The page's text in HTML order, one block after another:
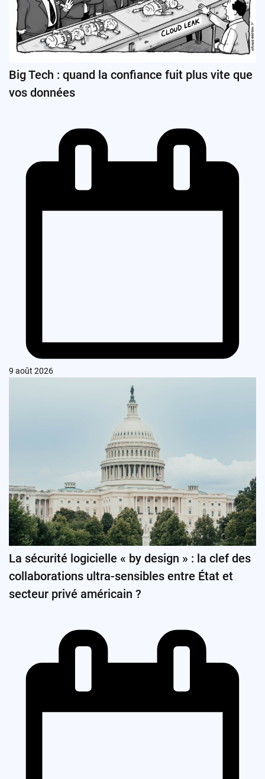
Big Tech : quand la confiance fuit plus vite que
vos données
9 août 2026
La sécurité logicielle « by design » : la clef des
collaborations ultra-sensibles entre État et
secteur privé américain ?